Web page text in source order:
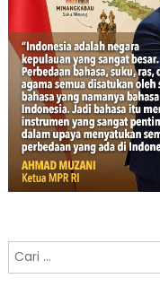
Cari
untuk: